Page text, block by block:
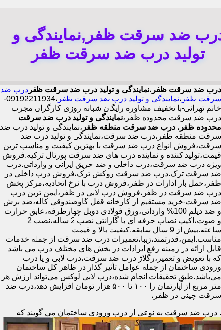
ضد سرقت ظفر,نمایندگی و
تولید درب ضد سرقت ظفر
درب ضد سرقت ظفر ،نمایندگی و تولید درب ضد سرقت ظفر درب ضد
سرقت ظفر ،نمایندگی و تولید درب ضد سرقت ظفر
،09192211934-
خانم تهرانی-با تخفیف مشاوره رایگان شبانه روزی کارگران مجرب
درب ضد سرقت محدوده ظفر،نمایندگی و تولید درب ضد سرقت
محدوده ظفر ، درب ضد سرقت منطقه ظفر ،نمایندگی و تولید درب ضد
سرقت منطقه ظفر،درب ضد سرقت،نمایندگی و تولید درب ضد
سرقت،فروش انواع درب ضد سرقت با بهترین کیفیت و مناسب ترین
قیمت،تولید کننده و نماینده درب های ضد سرقت پورتال ترکیه.فروش
ویژه درب ضد سرقت،درب داخلی و ضد حریق ایرانی و وارداتی.درب
ضد سرقت ترک.درب ضد سرقت روکش ترک،فروش درب داخلی در
ظفر،حمل بار ادارات در ظفر،فروش درب با نرخ اتحادیه،مرکز پخش
درب ضد سرقت در ظفر،فروش درب لابی در ظفر،ایمن ترین درب
ضد سرقت-خرید مستقیم از کارخانه قفل گاوصندوقی کاله،ضد برش
و ضد دیلم 100% وارداتی،ورق فولادی دوبل چهارطرفه،عایق حرارت
و صوت،اکیپ نصاب حرفه ای با گارانتی نصب 2 ساله،نصب 2
ساعته.بیش از 9 سال سابقه.کیفیت بالا و قیمت
مناسب.ایمن،قدرتمند،زیبا،تعمیرات درب ضد سرقت از جمله خدمات
قابل ارائه در زمینه رفع ایرادات در بخش های مختلف درب می باشد
که با تعویض و تعمیر،رگلاژ درب ضد سرقت،درب لابی و یا درب
ورودی ساختمان از جمله عوامل تأثیر گذار در ظاهر کل ساختمان
می‌باشد.طبق تحقیقات انجام شده،درب لابی لوکس می‌تواند ارزش هر
متر مربع از آپارتمان را ۱۰۰ تا ۵۰۰ هزار تومان افزایش دهد،درب ضد
سرقت چینی در ظفر،
. درب ضد سرقت به نوعی از درب ورودی ساختمان می گویند که